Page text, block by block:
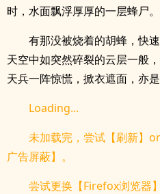
时，水面飘浮厚厚的一层蜂尸。
有那没被烧着的胡蜂，快
天空中如突然碎裂的云层一般
天兵一阵惊慌，掀衣遮面，亦
Loading...
未加载完，尝试【刷新】
广告屏蔽】。
尝试更换【Firefox浏览器